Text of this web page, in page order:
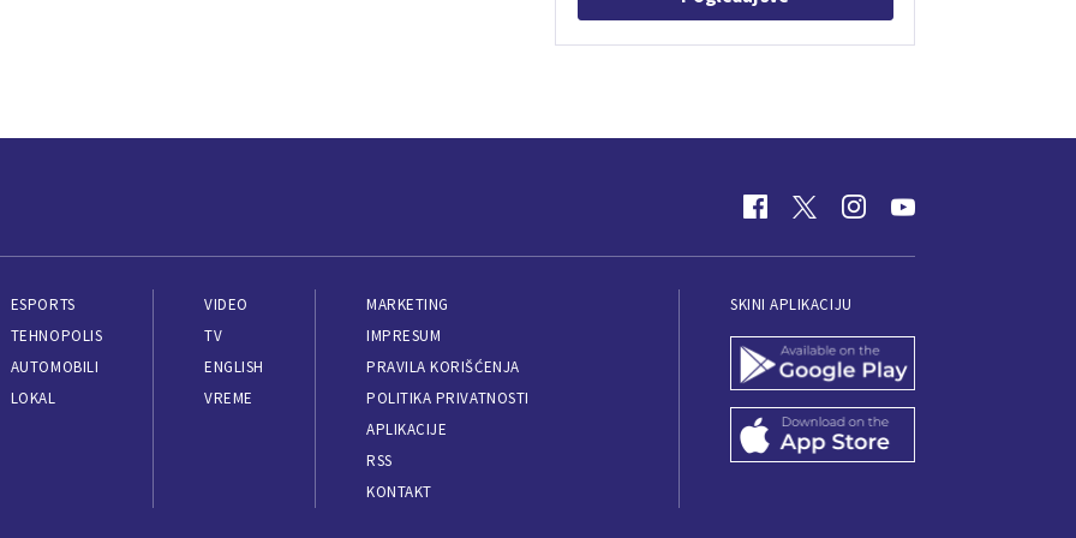
ESPORTS
TEHNOPOLIS
AUTOMOBILI
LOKAL
VIDEO
TV
ENGLISH
VREME
MARKETING
IMPRESUM
PRAVILA KORIŠĆENJA
POLITIKA PRIVATNOSTI
APLIKACIJE
RSS
KONTAKT
SKINI APLIKACIJU